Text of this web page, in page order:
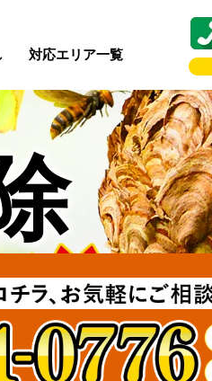
対応エリア一覧